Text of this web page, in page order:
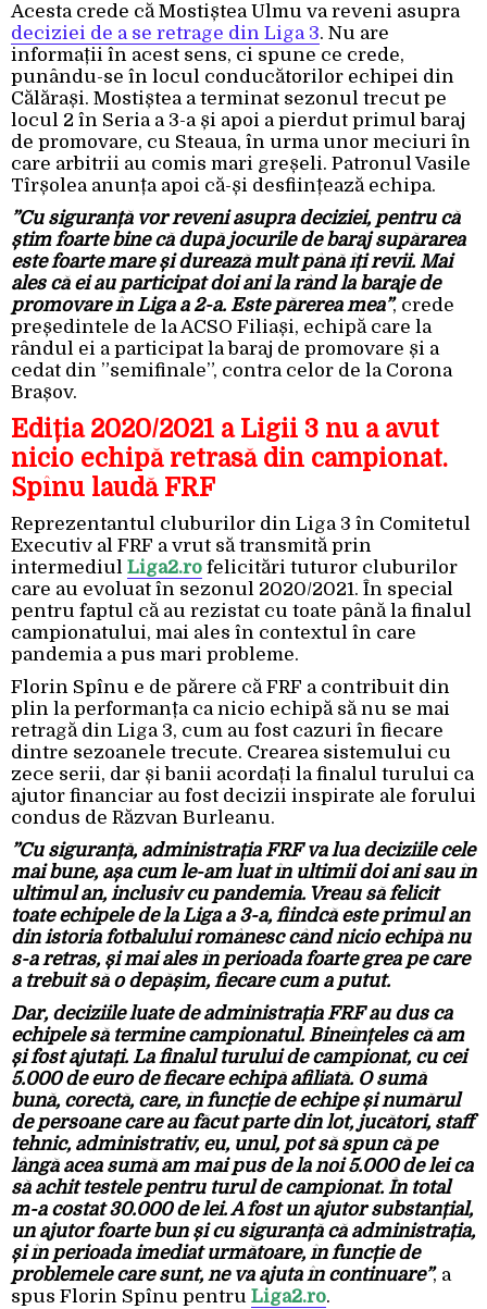
Acesta crede că Mostiștea Ulmu va reveni asupra
deciziei de a se retrage din Liga 3. Nu are
informații în acest sens, ci spune ce crede,
punându-se în locul conducătorilor echipei din
Călărași. Mostiștea a terminat sezonul trecut pe
locul 2 în Seria a 3-a și apoi a pierdut primul baraj
de promovare, cu Steaua, în urma unor meciuri în
care arbitrii au comis mari greșeli. Patronul Vasile
Tîrșolea anunța apoi că-și desființează echipa.
”Cu siguranță vor reveni asupra deciziei, pentru că
știm foarte bine că după jocurile de baraj supărarea
este foarte mare și durează mult până îți revii. Mai
ales că ei au participat doi ani la rând la baraje de
promovare în Liga a 2-a. Este părerea mea”, crede
președintele de la ACSO Filiași, echipă care la
rândul ei a participat la baraj de promovare și a
cedat din ”semifinale”, contra celor de la Corona
Brașov.
Ediția 2020/2021 a Ligii 3 nu a avut
nicio echipă retrasă din campionat.
Spînu laudă FRF
Reprezentantul cluburilor din Liga 3 în Comitetul
Executiv al FRF a vrut să transmită prin
intermediul Liga2.ro felicitări tuturor cluburilor
care au evoluat în sezonul 2020/2021. În special
pentru faptul că au rezistat cu toate până la finalul
campionatului, mai ales în contextul în care
pandemia a pus mari probleme.
Florin Spînu e de părere că FRF a contribuit din
plin la performanța ca nicio echipă să nu se mai
retragă din Liga 3, cum au fost cazuri în fiecare
dintre sezoanele trecute. Crearea sistemului cu
zece serii, dar și banii acordați la finalul turului ca
ajutor financiar au fost decizii inspirate ale forului
condus de Răzvan Burleanu.
”Cu siguranță, administrația FRF va lua deciziile cele
mai bune, așa cum le-am luat în ultimii doi ani sau în
ultimul an, inclusiv cu pandemia. Vreau să felicit
toate echipele de la Liga a 3-a, fiindcă este primul an
din istoria fotbalului românesc când nicio echipă nu
s-a retras, și mai ales în perioada foarte grea pe care
a trebuit să o depășim, fiecare cum a putut.
Dar, deciziile luate de administrația FRF au dus ca
echipele să termine campionatul. Bineînțeles că am
și fost ajutați. La finalul turului de campionat, cu cei
5.000 de euro de fiecare echipă afiliată. O sumă
bună, corectă, care, în funcție de echipe și numărul
de persoane care au făcut parte din lot, jucători, staff
tehnic, administrativ, eu, unul, pot să spun că pe
lângă acea sumă am mai pus de la noi 5.000 de lei ca
să achit testele pentru turul de campionat. În total
m-a costat 30.000 de lei. A fost un ajutor substanțial,
un ajutor foarte bun și cu siguranță că administrația,
și în perioada imediat următoare, în funcție de
problemele care sunt, ne va ajuta în continuare”, a
spus Florin Spînu pentru Liga2.ro.